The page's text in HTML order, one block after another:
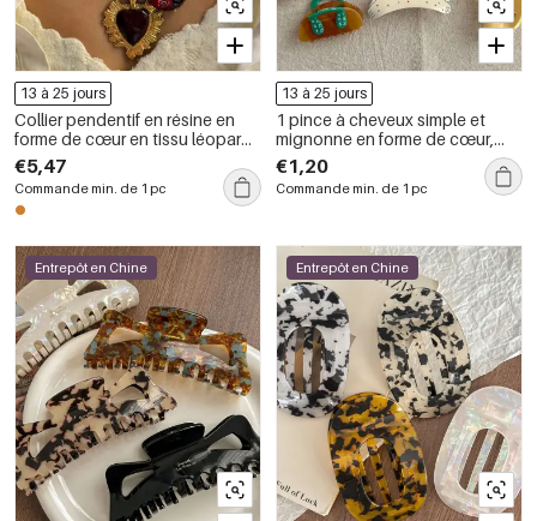
13 à 25 jours
Collier pendentif en résine en
forme de cœur en tissu léopard
1 pièce
€5,47
Commande min. de 1 pc
13 à 25 jours
1 pince à cheveux simple et
mignonne en forme de cœur,
animal, fruit, en acétate, pour
femme
€1,20
Commande min. de 1 pc
Entrepôt en Chine Entrepôt en Chine